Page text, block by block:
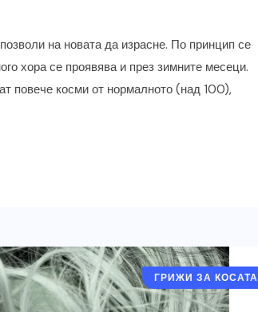
на новата да израсне. По принцип се
хора се проявява и през зимните месеци.
повече косми от нормалното (над 100),
ГРИЖИ ЗА КОСАТА